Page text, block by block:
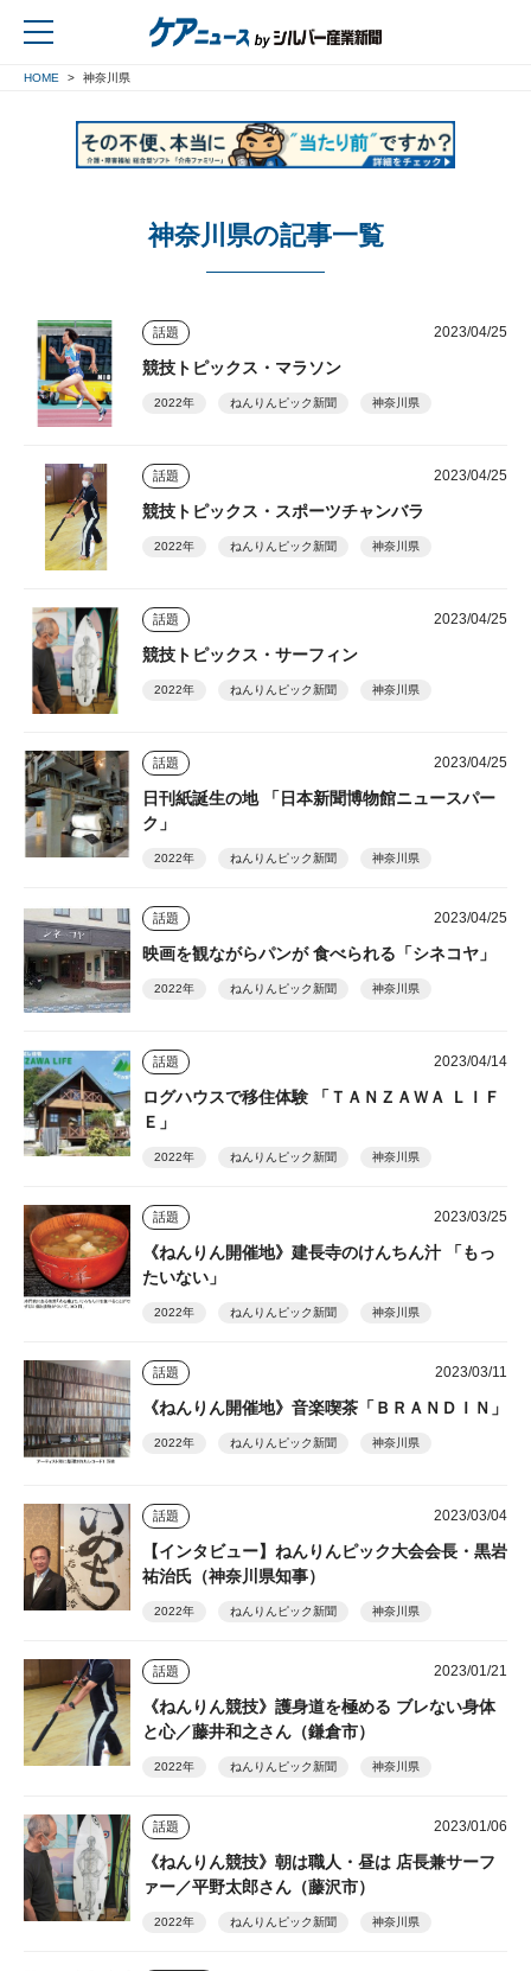
HOME 神奈川県
神奈川県の記事一覧
話題 2023/04/25
競技トピックス・マラソン
2022年 ねんりんピック新聞 神奈川県
話題 2023/04/25
競技トピックス・スポーツチャンバラ
2022年 ねんりんピック新聞 神奈川県
話題 2023/04/25
競技トピックス・サーフィン
2022年 ねんりんピック新聞 神奈川県
話題 2023/04/25
日刊紙誕生の地 「日本新聞博物館ニュースパー
ク」
2022年 ねんりんピック新聞 神奈川県
話題 2023/04/25
映画を観ながらパンが 食べられる「シネコヤ」
2022年 ねんりんピック新聞 神奈川県
話題 2023/04/14
ログハウスで移住体験 「ＴＡＮＺＡＷＡ ＬＩＦ
Ｅ」
2022年 ねんりんピック新聞 神奈川県
話題 2023/03/25
《ねんりん開催地》建長寺のけんちん汁 「もっ
たいない」
2022年 ねんりんピック新聞 神奈川県
話題 2023/03/11
《ねんりん開催地》音楽喫茶「ＢＲＡＮＤＩＮ」
2022年 ねんりんピック新聞 神奈川県
話題 2023/03/04
【インタビュー】ねんりんピック大会会長・黒岩
祐治氏（神奈川県知事）
2022年 ねんりんピック新聞 神奈川県
話題 2023/01/21
《ねんりん競技》護身道を極める ブレない身体
と心／藤井和之さん（鎌倉市）
2022年 ねんりんピック新聞 神奈川県
話題 2023/01/06
《ねんりん競技》朝は職人・昼は 店長兼サーフ
ァー／平野太郎さん（藤沢市）
2022年 ねんりんピック新聞 神奈川県